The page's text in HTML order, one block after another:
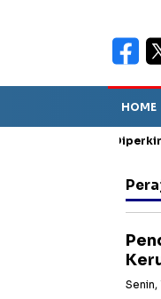
HOME
Sebut TPA Diperkirakan
Senin,